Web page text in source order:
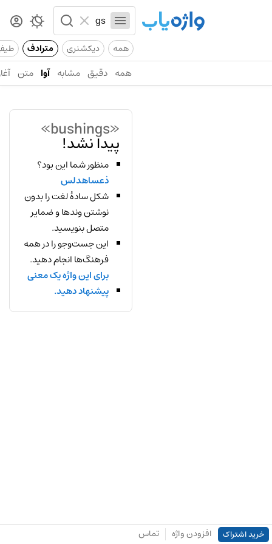
همه دیکشنری مترادف
همه دقیق مشابه آوا متن
«bushings»
پیدا نشد!
منظور شما این بود؟
ذعساهدلس
شکل سادهٔ لغت را بدون
نوشتن وندها و ضمایر
متصل بنویسید.
این جست‌وجو را در همه
فرهنگ‌ها انجام دهید.
برای این واژه یک معنی
پیشنهاد دهید.
خرید اشتراک افزودن واژه تماس